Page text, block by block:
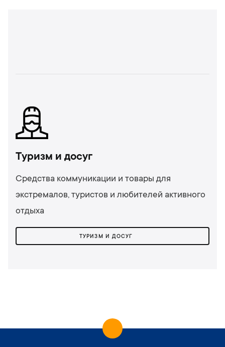
Туризм и досуг
Средства коммуникации и товары для
экстремалов, туристов и любителей активного
отдыха
ТУРИЗМ И ДОСУГ